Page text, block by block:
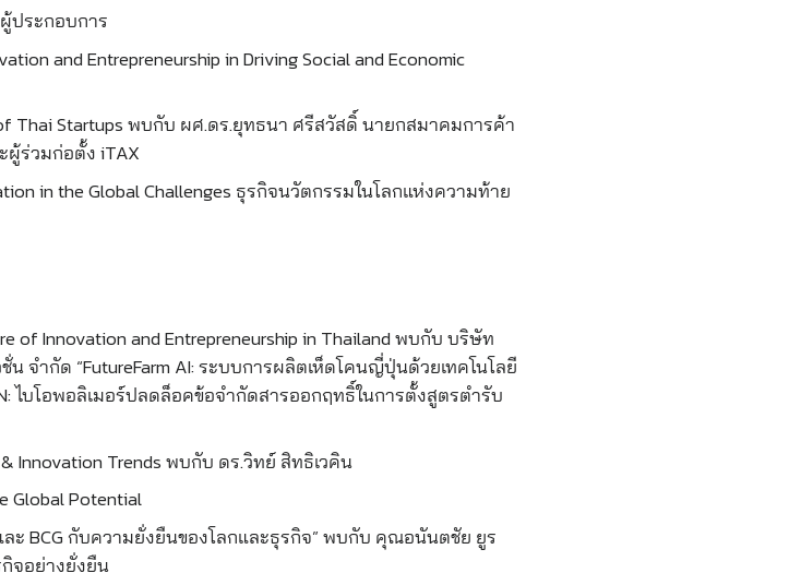
ประกอบการ
and Entrepreneurship in Driving Social and Economic
Thai Startups พบกับ ผศ.ดร.ยุทธนา ศรีสวัสดิ์ นายกสมาคมการค้า
ผู้ร่วมก่อตั้ง iTAX
in the Global Challenges ธุรกิจนวัตกรรมในโลกแห่งความท้าย
of Innovation and Entrepreneurship in Thailand พบกับ บริษัท
น จำกัด “FutureFarm AI: ระบบการผลิตเห็ดโคนญี่ปุ่นด้วยเทคโนโลยี
ไบโอพอลิเมอร์ปลดล็อคข้อจำกัดสารออกฤทธิ์ในการตั้งสูตรตำรับ
Innovation Trends พบกับ ดร.วิทย์ สิทธิเวคิน
Global Potential
ละ BCG กับความยั่งยืนของโลกและธุรกิจ” พบกับ คุณอนันตชัย ยูร
จอย่างยั่งยืน